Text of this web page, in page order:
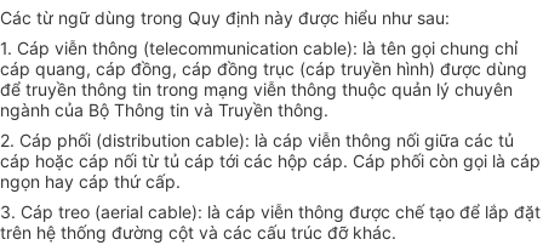
Các từ ngữ dùng trong Quy định này được hiểu như sau:
1. Cáp viễn thông (telecommunication cable): là tên gọi chung chỉ
cáp quang, cáp đồng, cáp đồng trục (cáp truyền hình) được dùng
để truyền thông tin trong mạng viễn thông thuộc quản lý chuyên
ngành của Bộ Thông tin và Truyền thông.
2. Cáp phối (distribution cable): là cáp viễn thông nối giữa các tủ
cáp hoặc cáp nối từ tủ cáp tới các hộp cáp. Cáp phối còn gọi là cáp
ngọn hay cáp thứ cấp.
3. Cáp treo (aerial cable): là cáp viễn thông được chế tạo để lắp đặt
trên hệ thống đường cột và các cấu trúc đỡ khác.